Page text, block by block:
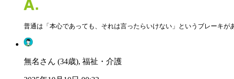
普通は「本心であっても、それは言ったらいけない」というブレーキ
無名さん (34歳), 福祉・介護